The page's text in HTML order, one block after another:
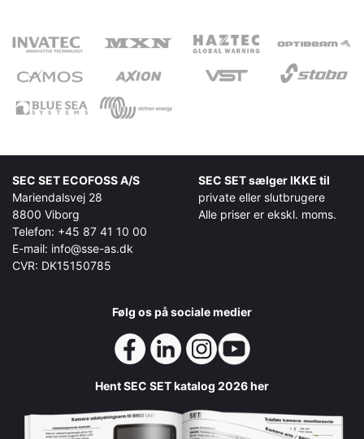
SEC SET ECOFOSS A/S
Mariendalsvej 28
8800 Viborg
Telefon: +45 87 41 10 00
E-mail: info@sse-as.dk
CVR: DK15150785
SEC SET sælger IKKE til
private eller slutbrugere
Alle priser er ekskl. moms.
Følg os på sociale medier
Hent SEC SET katalog 2026 her